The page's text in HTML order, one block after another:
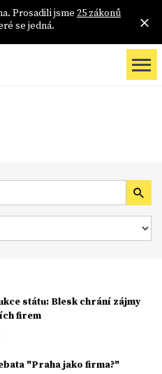
Prosadili jsme 25 zákonů
se jedná.
státu: Blesk chrání zájmy
firem
"Praha jako firma?"